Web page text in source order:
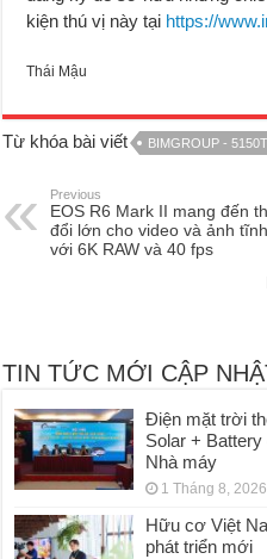
kiện thú vị này tại https://
Thái Mậu
Từ khóa bài viết BIMGROUP -
Previous
EOS R6 Mark II mang đến
đổi lớn cho video và ảnh
với 6K RAW và 40 fps
TIN TỨC MỚI CẬP
Điện mặt trời
Solar +
Nhà máy
1 Tháng 8, 2026
Hữu cơ Việt
phát triển mới